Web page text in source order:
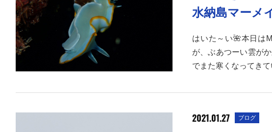
水納島マーメ
はいた～い🌺本日は
が、ぶあつーい雲が
でまた寒くなってき
2021.01.27 ブログ